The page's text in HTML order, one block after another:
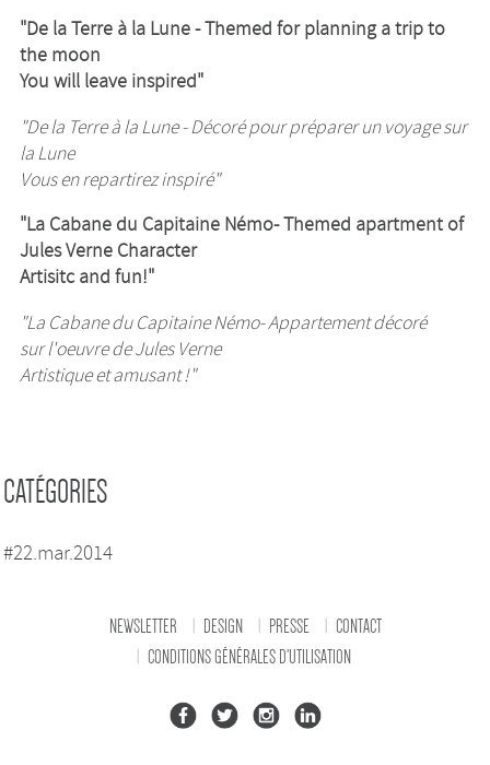
"De la Terre à la Lune - Themed for planning a trip to
the moon
You will leave inspired"
"De la Terre à la Lune - Décoré pour préparer un voyage sur
la Lune
Vous en repartirez inspiré"
"La Cabane du Capitaine Némo- Themed apartment of
Jules Verne Character
Artisitc and fun!"
"La Cabane du Capitaine Némo- Appartement décoré
sur l'oeuvre de Jules Verne
Artistique et amusant !"
CATÉGORIES
#22.mar.2014
NEWSLETTER DESIGN PRESSE
CONTACT
CONDITIONS GÉNÉRALES D'UTILISATION